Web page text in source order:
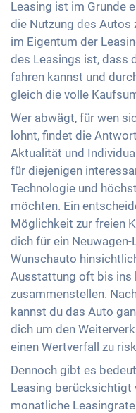
Leasing ist im Grunde
die Nutzung des Autos
im Eigentum der
des Leasings ist, dass
fahren kannst und
gleich die volle
Wer abwägt, für wen
lohnt, findet die
Aktualität und
für diejenigen
Technologie und
möchten. Ein
Möglichkeit zur freien
dich für ein
Wunschauto
Ausstattung oft bis ins
zusammenstellen.
kannst du das Auto
dich um den
einen Wertverfall zu
Dennoch gibt es
Leasing berücksichtigt
monatliche